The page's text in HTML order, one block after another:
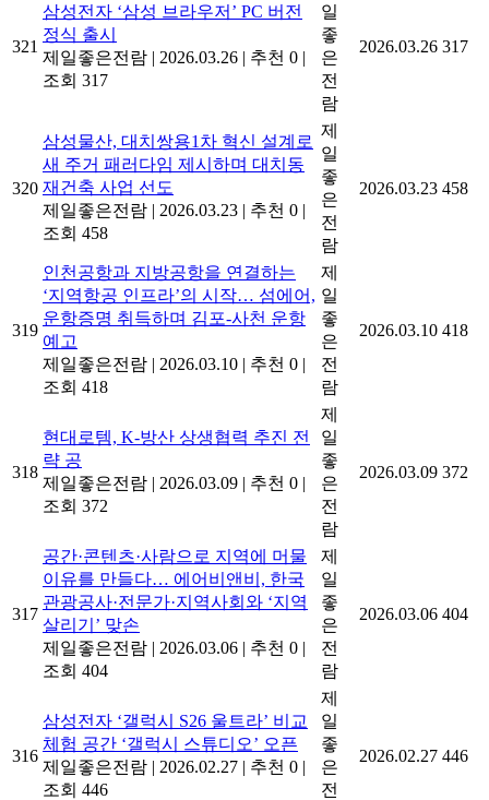
321
삼성전자 ‘삼성 브라우저’ PC 버전
정식 출시
제일좋은전람 | 2026.03.26 | 추천 0 |
조회 317
일
좋
은
전
람
2026.03.26 317
320
삼성물산, 대치쌍용1차 혁신 설계로
새 주거 패러다임 제시하며 대치동
재건축 사업 선도
제일좋은전람 | 2026.03.23 | 추천 0 |
조회 458
제
일
좋
은
전
람
2026.03.23 458
319
인천공항과 지방공항을 연결하는
‘지역항공 인프라’의 시작… 섬에어,
운항증명 취득하며 김포-사천 운항
예고
제일좋은전람 | 2026.03.10 | 추천 0 |
조회 418
제
일
좋
은
전
람
2026.03.10 418
318
현대로템, K-방산 상생협력 추진 전
략 공
제일좋은전람 | 2026.03.09 | 추천 0 |
조회 372
제
일
좋
은
전
람
2026.03.09 372
317
공간·콘텐츠·사람으로 지역에 머물
이유를 만들다… 에어비앤비, 한국
관광공사·전문가·지역사회와 ‘지역
살리기’ 맞손
제일좋은전람 | 2026.03.06 | 추천 0 |
조회 404
제
일
좋
은
전
람
2026.03.06 404
316
삼성전자 ‘갤럭시 S26 울트라’ 비교
체험 공간 ‘갤럭시 스튜디오’ 오픈
제일좋은전람 | 2026.02.27 | 추천 0 |
조회 446
제
일
좋
은
전
2026.02.27 446